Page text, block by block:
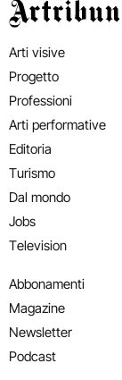
Artribune
Arti visive
Progetto
Professioni
Arti performative
Editoria
Turismo
Dal mondo
Jobs
Television
Abbonamenti
Magazine
Newsletter
Podcast